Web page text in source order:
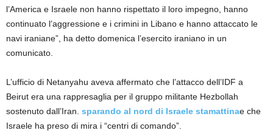
l’America e Israele non hanno rispettato il loro impegno, hanno
continuato l’aggressione e i crimini in Libano e hanno attaccato le
navi iraniane”, ha detto domenica l’esercito iraniano in un
comunicato.
L’ufficio di Netanyahu aveva affermato che l’attacco dell’IDF a
Beirut era una rappresaglia per il gruppo militante Hezbollah
sostenuto dall’Iran. sparando al nord di Israele stamattinae che
Israele ha preso di mira i “centri di comando”.